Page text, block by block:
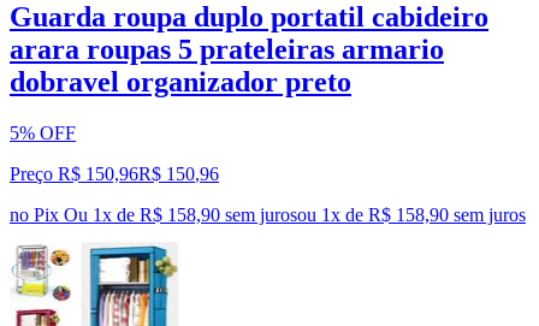
Guarda roupa duplo portatil cabideiro
arara roupas 5 prateleiras armario
dobravel organizador preto
5% OFF
Preço R$ 150,96R$ 150,96
no Pix Ou 1x de R$ 158,90 sem jurosou 1x de R$ 158,90 sem juros